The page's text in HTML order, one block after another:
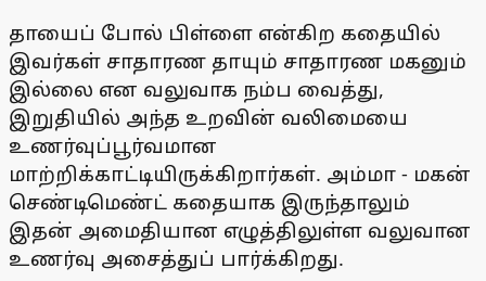
தாயைப் போல் பிள்ளை என்கிற கதையில்
இவர்கள் சாதாரண தாயும் சாதாரண மகனும்
இல்லை என வலுவாக நம்ப வைத்து,
இறுதியில் அந்த உறவின் வலிமையை
உணர்வுப்பூர்வமான
மாற்றிக்காட்டியிருக்கிறார்கள். அம்மா - மகன்
செண்டிமெண்ட் கதையாக இருந்தாலும்
இதன் அமைதியான எழுத்திலுள்ள வலுவான
உணர்வு அசைத்துப் பார்க்கிறது.